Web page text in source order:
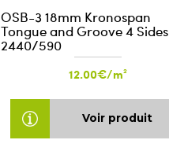
OSB-3 18mm Kronospan
Tongue and Groove 4 Sides
2440/590
12.00€/m²
Voir produit